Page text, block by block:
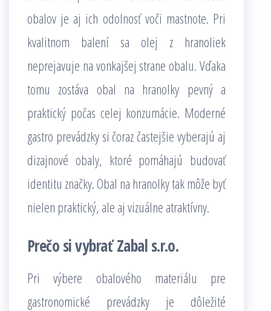
obalov je aj ich odolnosť voči mastnote. Pri
kvalitnom balení sa olej z hranoliek
neprejavuje na vonkajšej strane obalu. Vďaka
tomu zostáva obal na hranolky pevný a
praktický počas celej konzumácie. Moderné
gastro prevádzky si čoraz častejšie vyberajú aj
dizajnové obaly, ktoré pomáhajú budovať
identitu značky. Obal na hranolky tak môže byť
nielen praktický, ale aj vizuálne atraktívny.
Prečo si vybrať Zabal s.r.o.
Pri výbere obalového materiálu pre
gastronomické prevádzky je dôležité